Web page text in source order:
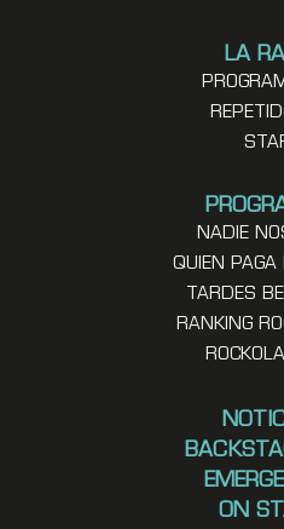
LA
NADIE
QUIEN PAGA
TARDES
RANKING
ON